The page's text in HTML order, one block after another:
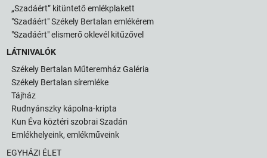
„Szadáért” kitüntető emlékplakett
"Szadáért" Székely Bertalan emlékérem
"Szadáért" elismerő oklevél kitűzővel
LÁTNIVALÓK
Székely Bertalan Műteremház Galéria
Székely Bertalan síremléke
Tájház
Rudnyánszky kápolna-kripta
Kun Éva köztéri szobrai Szadán
Emlékhelyeink, emlékműveink
EGYHÁZI ÉLET